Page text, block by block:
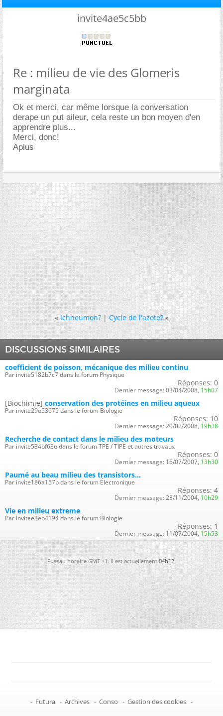
invite4ae5c5bb
Re : milieu de vie des Glomeris
marginata
Ok et merci, car même lorsque la conversation
derape un put aileur, cela reste un bon moyen d'en
apprendre plus...
Merci, donc!
Aplus
« Ichneumon?|Cycle de l'azote? »
DISCUSSIONS SIMILAIRES
coefficient de poisson, mécanique des milieu continu
Par invite5182b7c7 dans le forum Physique
Réponses: 0
Dernier message: 03/04/2008, 15h07
[Biochimie] conservation des protéines en milieu aqueux
Par invite29e53675 dans le forum Biologie
Réponses: 10
Dernier message: 20/02/2008, 19h38
Recherche de contact dans le milieu des moteurs
Par invite534bf63e dans le forum TPE / TIPE et autres travaux
Réponses: 0
Dernier message: 16/07/2007, 13h30
Paumé au beau milieu des transistors...
Par invite186a157b dans le forum Électronique
Réponses: 4
Dernier message: 23/11/2004, 10h29
Vie en milieu extreme
Par invitee3eb4194 dans le forum Biologie
Réponses: 1
Dernier message: 11/07/2004, 15h53
Fuseau horaire GMT +1. Il est actuellement04h12.
- Futura - Archives - Conso - Gestion des cookies -